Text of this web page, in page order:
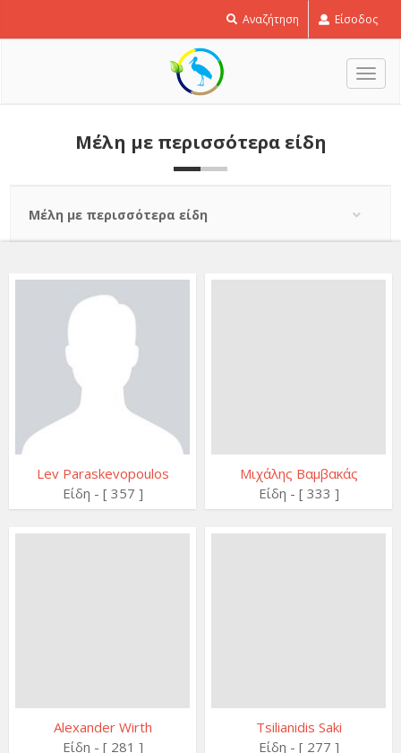
Αναζήτηση Είσοδος
Μέλη με περισσότερα είδη
Μέλη με περισσότερα είδη
Lev Paraskevopoulos
Είδη - [ 357 ]
Μιχάλης Βαμβακάς
Είδη - [ 333 ]
Alexander Wirth
Είδη - [ 281 ]
Tsilianidis Saki
Είδη - [ 277 ]